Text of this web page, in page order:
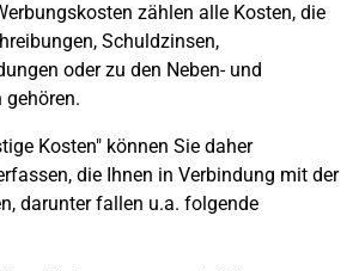
zählen alle Kosten, die
Schuldzinsen,
oder zu den Neben- und
Kosten" können Sie daher
die Ihnen in Verbindung mit der
darunter fallen u.a. folgende